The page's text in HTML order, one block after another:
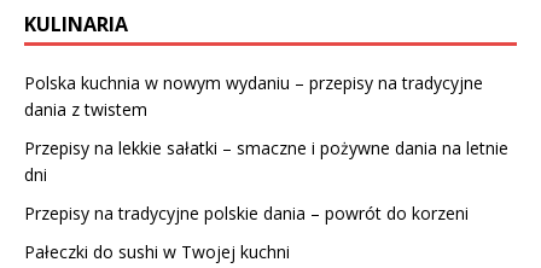
KULINARIA
Polska kuchnia w nowym wydaniu – przepisy na tradycyjne
dania z twistem
Przepisy na lekkie sałatki – smaczne i pożywne dania na letnie
dni
Przepisy na tradycyjne polskie dania – powrót do korzeni
Pałeczki do sushi w Twojej kuchni